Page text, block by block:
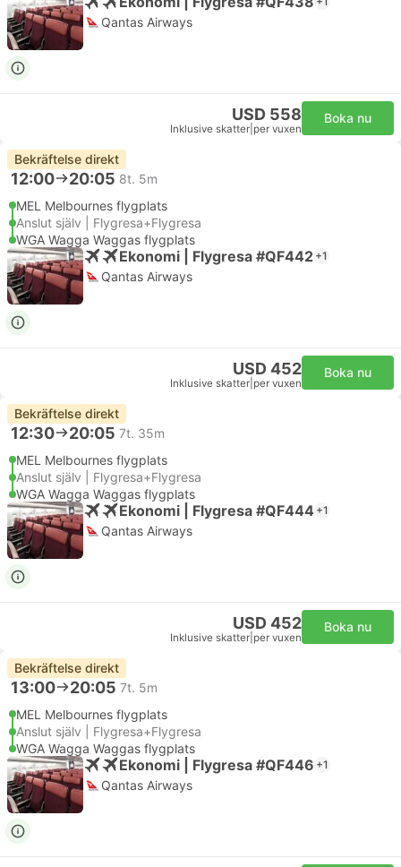
Qantas Airways
USD 558
Inklusive skatter per vuxen
Boka nu
Bekräftelse direkt
12:00 20:05 8t. 5m
MEL Melbournes flygplats
Anslut själv | Flygresa+Flygresa
WGA Wagga Waggas flygplats
Ekonomi | Flygresa #QF442 +1
Qantas Airways
USD 452
Inklusive skatter per vuxen
Boka nu
Bekräftelse direkt
12:30 20:05 7t. 35m
MEL Melbournes flygplats
Anslut själv | Flygresa+Flygresa
WGA Wagga Waggas flygplats
Ekonomi | Flygresa #QF444 +1
Qantas Airways
USD 452
Inklusive skatter per vuxen
Boka nu
Bekräftelse direkt
13:00 20:05 7t. 5m
MEL Melbournes flygplats
Anslut själv | Flygresa+Flygresa
WGA Wagga Waggas flygplats
Ekonomi | Flygresa #QF446 +1
Qantas Airways